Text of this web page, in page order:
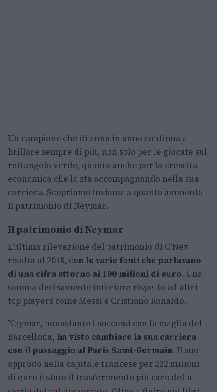
Un campione che di anno in anno continua a
brillare sempre di più, non solo per le giocate sul
rettangolo verde, quanto anche per la crescita
economica che lo sta accompagnando nella sua
carriera. Scopriamo insieme a quanto ammonta
il patrimonio di Neymar.
Il patrimonio di Neymar
L’ultima rilevazione del patrimonio di O’Ney
risulta al 2018, con le varie fonti che parlavano
di una cifra attorno ai 100 milioni di euro. Una
somma decisamente inferiore rispetto ad altri
top players come Messi e Cristiano Ronaldo.
Neymar, nonostante i successi con la maglia del
Barcellona, ha visto cambiare la sua carriera
con il passaggio al Paris Saint-Germain. Il suo
approdo nella capitale francese per 222 milioni
di euro è stato il trasferimento più caro della